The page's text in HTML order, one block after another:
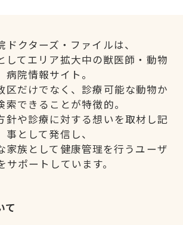
ドクターズ・ファイルは、
してエリア拡大中の獣医師・動物
病院情報サイト。
区だけでなく、診療可能な動物か
索できることが特徴的。
針や診療に対する想いを取材し記
事として発信し、
家族として健康管理を行うユーザ
サポートしています。
て